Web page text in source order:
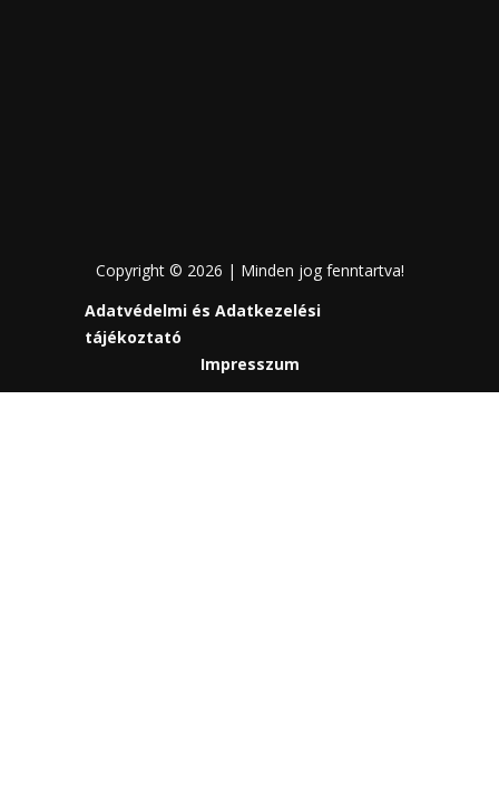
Copyright © 2026 | Minden jog fenntartva!
Adatvédelmi és Adatkezelési
tájékoztató
Impresszum